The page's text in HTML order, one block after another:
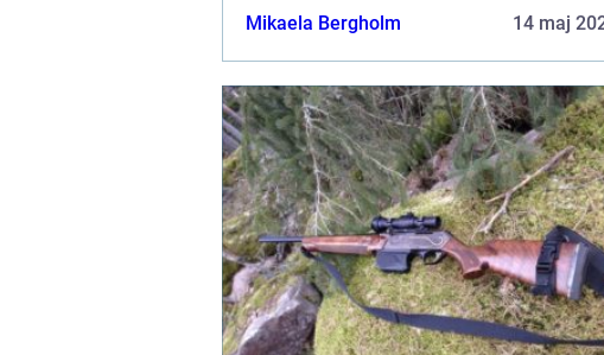
Mikaela Bergholm 14 maj